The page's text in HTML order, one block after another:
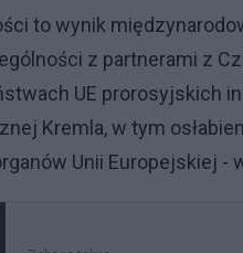
to wynik
z partnerami z
UE prorosyjskich
Kremla, w tym
Unii Europejskiej -